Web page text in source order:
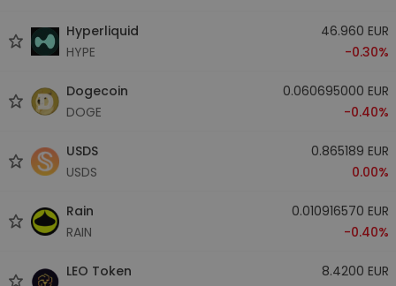
Hyperliquid
HYPE
46.960 EUR
-0.30%
Dogecoin
DOGE
0.060695000 EUR
-0.40%
USDS
USDS
0.865189 EUR
0.00%
Rain
RAIN
0.010916570 EUR
-0.40%
LEO Token
8.4200 EUR